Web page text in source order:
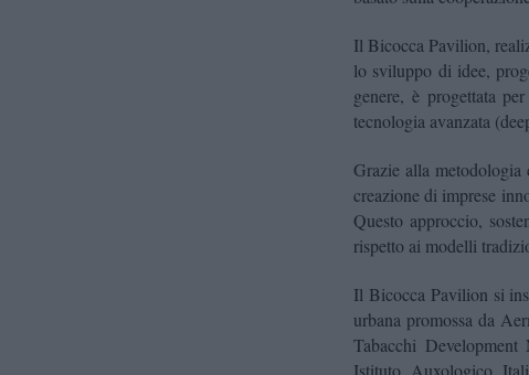
Il Bicocca Pavilion,
lo sviluppo di idee,
genere, è progettata
tecnologia avanzata
Grazie alla
creazione di imprese
Questo approccio,
rispetto ai modelli
Il Bicocca Pavilion si
urbana promossa da
Tabacchi
Istituto Auxologico